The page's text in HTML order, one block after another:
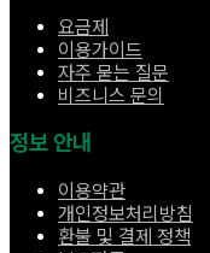
요금제
이용가이드
자주 묻는 질문
비즈니스 문의
정보 안내
이용약관
개인정보처리방침
환불 및 결제 정책